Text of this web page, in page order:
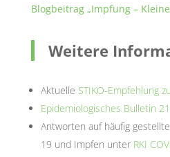
Blogbeitrag „Impfung –
Weitere
Aktuelle STIKO-Empfehlung
Epidemiologisches Bulletin
Antworten auf häufig
19 und Impfen unter RKI